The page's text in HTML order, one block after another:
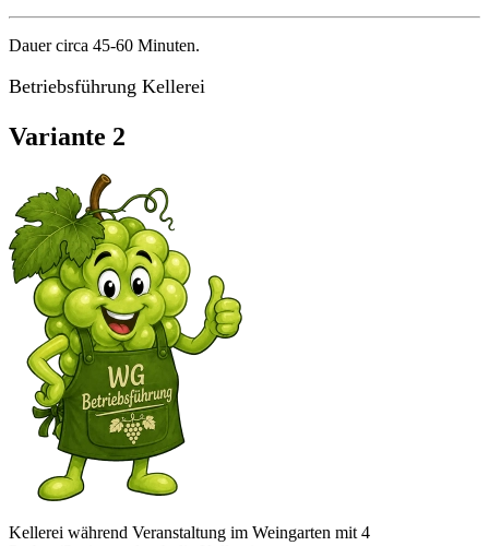
Dauer circa 45-60 Minuten.
Betriebsführung Kellerei
Variante 2
Kellerei während Veranstaltung im Weingarten mit 4